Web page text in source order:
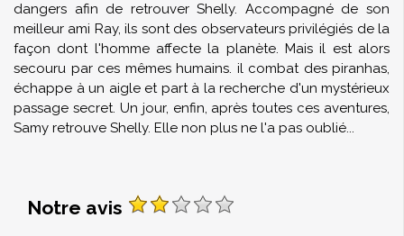
dangers afin de retrouver Shelly. Accompagné de son
meilleur ami Ray, ils sont des observateurs privilégiés de la
façon dont l'homme affecte la planète. Mais il est alors
secouru par ces mêmes humains. il combat des piranhas,
échappe à un aigle et part à la recherche d'un mystérieux
passage secret. Un jour, enfin, après toutes ces aventures,
Samy retrouve Shelly. Elle non plus ne l'a pas oublié...
Notre avis